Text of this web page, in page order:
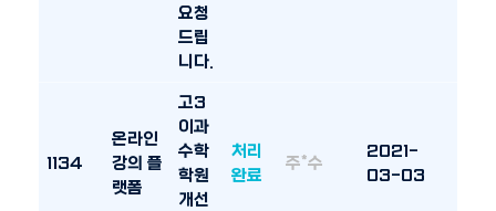
요청
드립
니다.
1134
온라인
강의 플
랫폼
고3
이과
수학
학원
개선
처리
완료
주*수
2021-
03-03